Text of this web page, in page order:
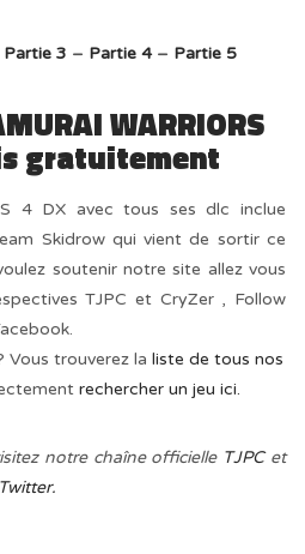
Partie 3 – Partie 4– Partie 5
WARRIORS
gratuitement
4 DX avec tous ses dlc inclue
Skidrow qui vient de sortir ce
soutenir notre site allez vous
TJPC et CryZer , Follow
Vous trouverez laliste de tous nos
rechercher un jeu ici.
notre chaîne officielle TJPCet
Twitter.